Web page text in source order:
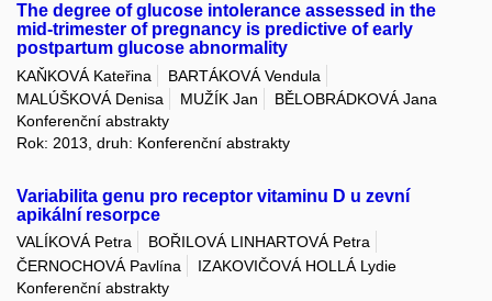
The degree of glucose intolerance assessed in the
mid-trimester of pregnancy is predictive of early
postpartum glucose abnormality
KAŇKOVÁ Kateřina
BARTÁKOVÁ Vendula
MALÚŠKOVÁ Denisa
MUŽÍK Jan
BĚLOBRÁDKOVÁ Jana
Konferenční abstrakty
Rok: 2013, druh: Konferenční abstrakty
Variabilita genu pro receptor vitaminu D u zevní
apikální resorpce
VALÍKOVÁ Petra
BOŘILOVÁ LINHARTOVÁ Petra
ČERNOCHOVÁ Pavlína
IZAKOVIČOVÁ HOLLÁ Lydie
Konferenční abstrakty